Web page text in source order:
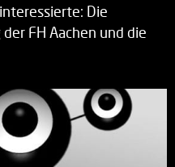
Die
FH Aachen und die